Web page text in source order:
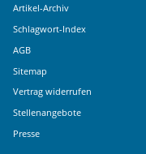
Artikel-Archiv
Schlagwort-Index
AGB
Sitemap
Vertrag widerrufen
Stellenangebote
Presse